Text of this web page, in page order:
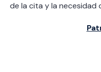
de la cita y la necesidad